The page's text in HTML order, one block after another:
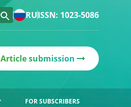
RUISSN: 1023-5086
Article submission
FOR SUBSCRIBERS